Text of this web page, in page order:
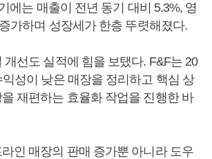
에는 매출이 전년 동기 대비 5.3%, 영
가하며 성장세가 한층 뚜렷해졌다.
개선도 실적에 힘을 보탰다. F&F는 20
성이 낮은 매장을 정리하고 핵심 상
재편하는 효율화 작업을 진행한 바
인 매장의 판매 증가뿐 아니라 도우